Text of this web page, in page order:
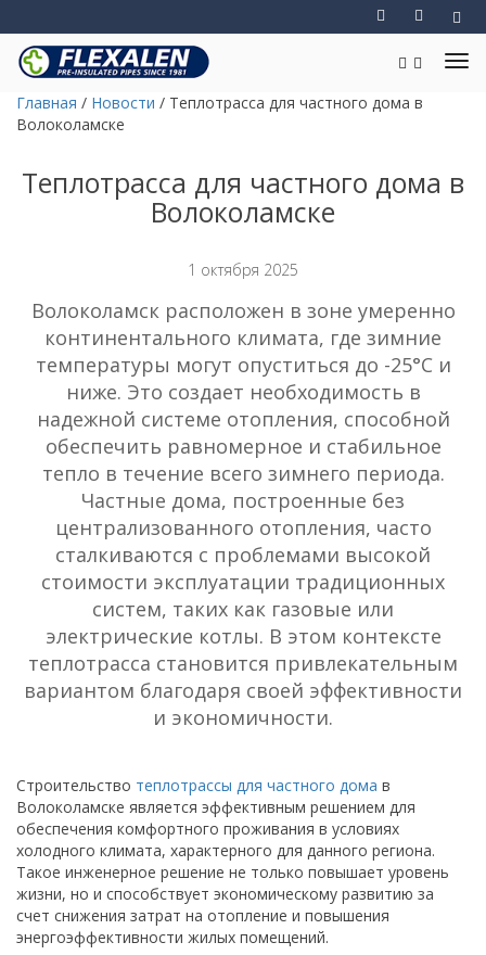
Главная / Новости / Теплотрасса для частного дома в
Волоколамске
Теплотрасса для частного дома в
Волоколамске
1 октября 2025
Волоколамск расположен в зоне умеренно
континентального климата, где зимние
температуры могут опуститься до -25°C и
ниже. Это создает необходимость в
надежной системе отопления, способной
обеспечить равномерное и стабильное
тепло в течение всего зимнего периода.
Частные дома, построенные без
централизованного отопления, часто
сталкиваются с проблемами высокой
стоимости эксплуатации традиционных
систем, таких как газовые или
электрические котлы. В этом контексте
теплотрасса становится привлекательным
вариантом благодаря своей эффективности
и экономичности.
Строительство теплотрассы для частного дома в
Волоколамске является эффективным решением для
обеспечения комфортного проживания в условиях
холодного климата, характерного для данного региона.
Такое инженерное решение не только повышает уровень
жизни, но и способствует экономическому развитию за
счет снижения затрат на отопление и повышения
энергоэффективности жилых помещений.